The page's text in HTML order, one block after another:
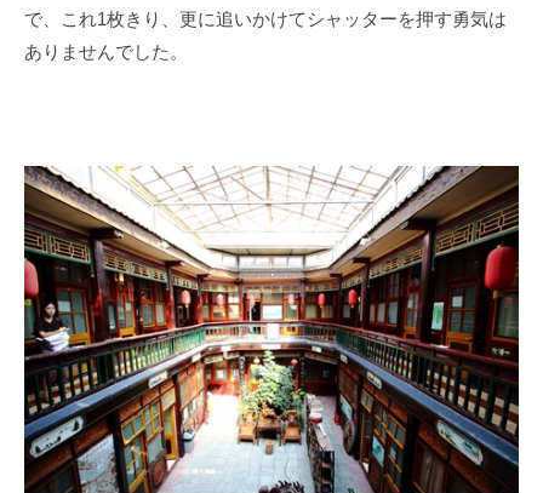
で、これ1枚きり、更に追いかけてシャッターを押す勇気は
ありませんでした。